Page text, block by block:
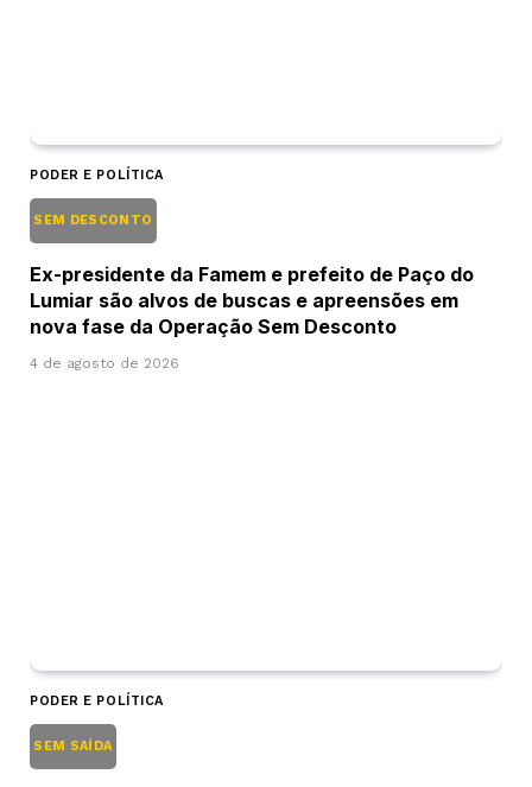
PODER E POLÍTICA
SEM DESCONTO
Ex-presidente da Famem e prefeito de Paço do
Lumiar são alvos de buscas e apreensões em
nova fase da Operação Sem Desconto
4 de agosto de 2026
PODER E POLÍTICA
SEM SAÍDA